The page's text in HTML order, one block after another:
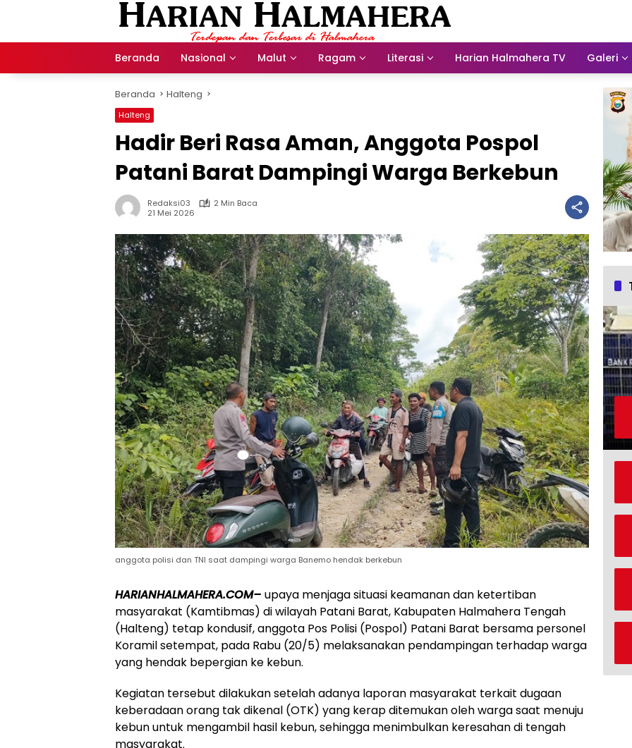
Beranda Nasional Malut Ragam Literasi Harian Halmahera TV Galeri
Beranda Halteng
Halteng
Hadir Beri Rasa Aman, Anggota Pospol
Patani Barat Dampingi Warga Berkebun
Redaksi03
2 Min Baca
21 Mei 2026
anggota polisi dan TNI saat dampingi warga Banemo hendak berkebun
HARIANHALMAHERA.COM– upaya menjaga situasi keamanan dan ketertiban
masyarakat (Kamtibmas) di wilayah Patani Barat, Kabupaten Halmahera Tengah
(Halteng) tetap kondusif, anggota Pos Polisi (Pospol) Patani Barat bersama personel
Koramil setempat, pada Rabu (20/5) melaksanakan pendampingan terhadap warga
yang hendak bepergian ke kebun.
Kegiatan tersebut dilakukan setelah adanya laporan masyarakat terkait dugaan
keberadaan orang tak dikenal (OTK) yang kerap ditemukan oleh warga saat menuju
kebun untuk mengambil hasil kebun, sehingga menimbulkan keresahan di tengah
masyarakat.